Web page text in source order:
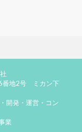
番地2号 ミカン下
開発・運営・コン
業